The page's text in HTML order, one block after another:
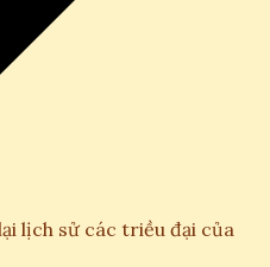
lịch sử các triều đại của